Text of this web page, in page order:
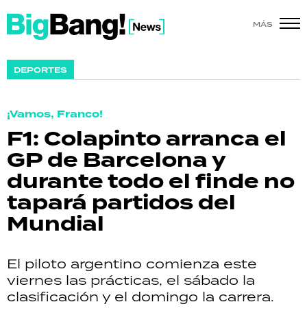
MÁS
DEPORTES
¡Vamos, Franco!
F1: Colapinto arranca el
GP de Barcelona y
durante todo el finde no
tapará partidos del
Mundial
El piloto argentino comienza este
viernes las prácticas, el sábado la
clasificación y el domingo la carrera.
SHOW
ACTUALIDAD
POLICIALES
ECONOMÍA
GRAN HERMANO
SALUD
DEPORTES